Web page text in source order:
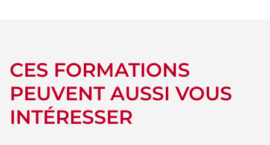
CES FORMATIONS
PEUVENT AUSSI VOUS
INTÉRESSER